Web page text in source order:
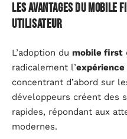
Les avantages du mobile
utilisateur
L’adoption du mobile first
radicalement l’
concentrant d’abord sur
développeurs créent des
rapides, répondant aux
modernes.